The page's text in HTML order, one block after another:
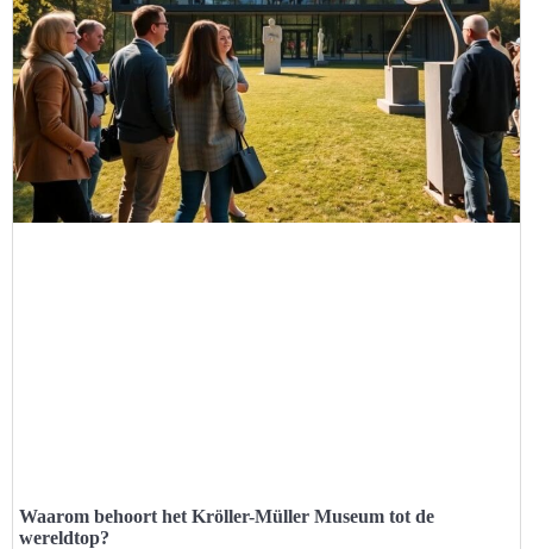
Waarom behoort het Kröller-Müller Museum tot de
wereldtop?